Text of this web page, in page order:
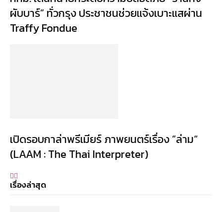
ผับบาร์” ทั่วกรุง ประชาชนช่วยแจ้งเบาะแสผ่าน
Traffy Fondue
เปิดรอบกาล่าพรีเมียร์ ภาพยนตร์เรื่อง ”ล่าม“
(LAAM : The Thai Interpreter)
เรื่องล่าสุด